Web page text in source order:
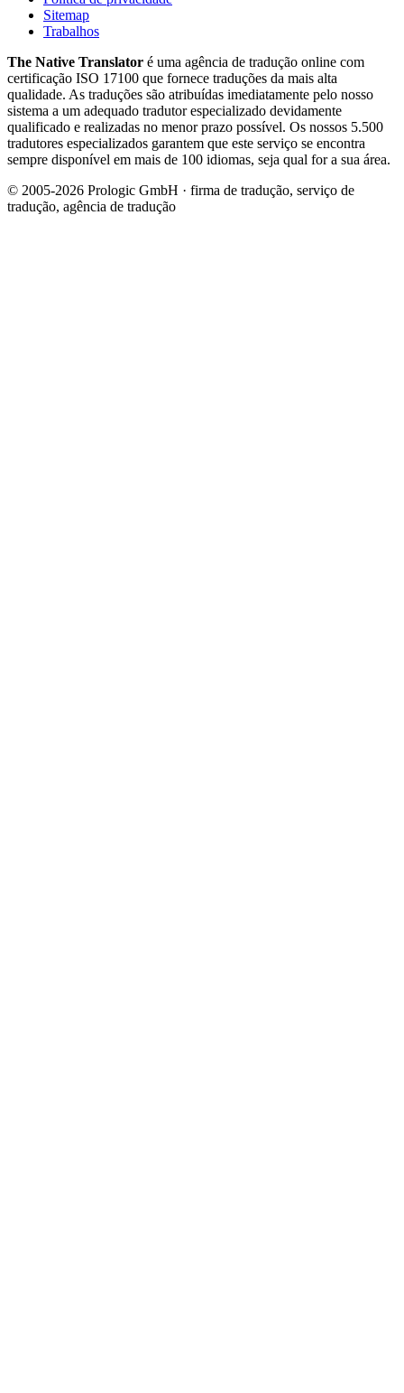
Sitemap
Trabalhos
The Native Translator é uma agência de tradução online com
certificação ISO 17100 que fornece traduções da mais alta
qualidade. As traduções são atribuídas imediatamente pelo nosso
sistema a um adequado tradutor especializado devidamente
qualificado e realizadas no menor prazo possível. Os nossos 5.500
tradutores especializados garantem que este serviço se encontra
sempre disponível em mais de 100 idiomas, seja qual for a sua área.
© 2005-2026 Prologic GmbH · firma de tradução, serviço de
tradução, agência de tradução